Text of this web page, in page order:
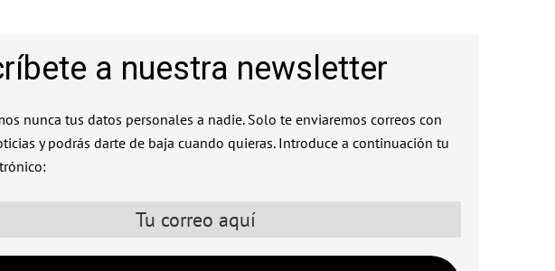
a nuestra newsletter
nunca tus datos personales a nadie. Solo te enviaremos correos con
y podrás darte de baja cuando quieras. Introduce a continuación tu